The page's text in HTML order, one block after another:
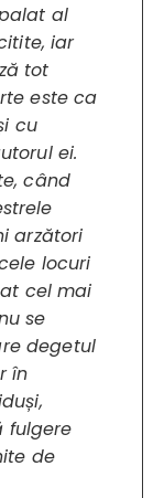
al
iar
tot
este ca
cu
ei.
când
arzători
locuri
cel mai
se
degetul
în
fulgere
de